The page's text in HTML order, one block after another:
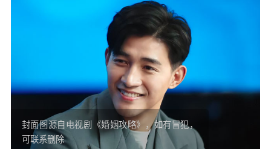
封面图源自电视剧《婚姻攻略》，如有冒犯，
可联系删除